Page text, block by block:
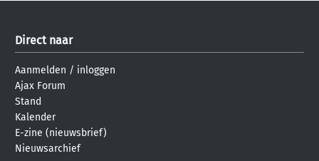
Direct naar
Aanmelden / inloggen
Ajax Forum
Stand
Kalender
E-zine (nieuwsbrief)
Nieuwsarchief